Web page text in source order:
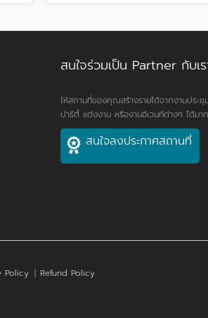
สนใจร่วมเป็น Partner กับเ
ให้สถานที่ของคุณสร้างรายได้จากงานประ
ปาร์ตี้ แต่งงาน หรืองานอีเวนท์ต่างๆ ได้มา
สนใจลงประกาศสถานที่
Policy | Refund Policy